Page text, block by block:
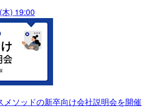
) 19:00
メソッドの新卒向け会社説明会を開催